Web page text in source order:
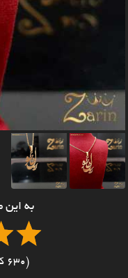
به این
(630 کاربر امتیاز داده اند)